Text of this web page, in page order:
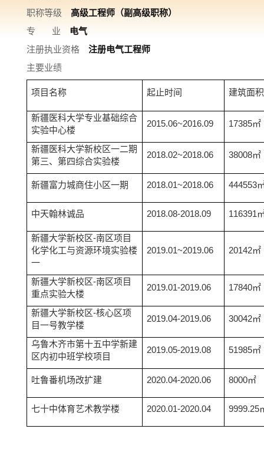
职称等级
高级工程师（副高级职称）
专 业
电气
注册执业资格
注册电气工程师
主要业绩
项目名称 起止时间 建筑面积
新疆医科大学专业基础综合
实验中心楼
2015.06~2016.09 17385㎡
新疆医科大学新校区一二期
第三、第四综合实验楼
2018.02~2018.06 38008㎡
新疆富力城商住小区一期 2018.01~2018.06 444553
中天翰林诚品 2018.08-2018.09 116391
新疆大学新校区-南区项目
化学化工与资源环境实验楼
一
2019.01~2019.06 20142㎡
新疆大学新校区-南区项目
重点实验大楼
2019.01-2019.06 17840㎡
新疆大学新校区-核心区项
目一号教学楼
2019.04-2019.06 30042㎡
乌鲁木齐市第十五中学新建
区内初中班学校项目
2019.05-2019.08 51985㎡
吐鲁番机场改扩建 2020.04-2020.06 8000㎡
七十中体育艺术教学楼 2020.01-2020.04 9999.25